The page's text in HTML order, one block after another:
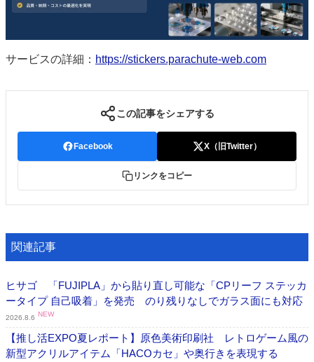
サービスの詳細： https://stickers.parachute-web.com
この記事をシェアする
Facebook X（旧Twitter）
リンクをコピー
関連記事
ヒサゴ 「FUJIPLA」から貼り直し可能な「CPリーフ ステッカ
ータイプ 自己吸着」を発売 のり残りなしでガラス面にも対応
2026.8.6 NEW
【推し活EXPO夏レポート】原色美術印刷社 レトロゲーム風の
新型アクリルアイテム「HACOカセ」や奥行きを表現する